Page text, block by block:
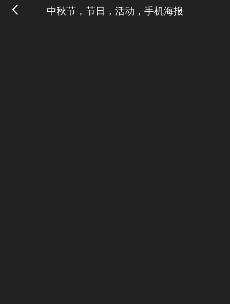
中秋节，节日，活动，手机海报